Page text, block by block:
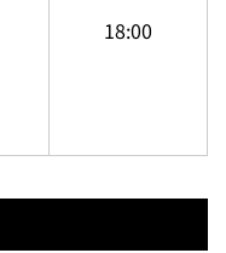
18:00